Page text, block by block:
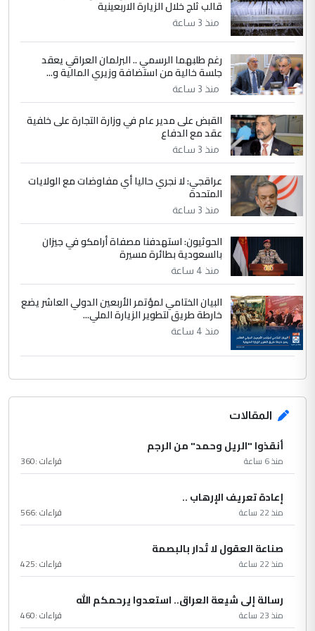
عبد الأمير جاسم هليل
التعليق : نحن اباء الطلاب الأوائل على العراق
نتشرف بلقاء السيد احمد الصافي في العتبات
الحسنية لزرع ...
الموضوع :
مكتب السيد احمد الصافي : لا يوجود
لدينا اي حساب على الفيس بوك وتويتر
قالب ثلج خلال الزيارة الاربعينية
منذ 3 ساعة
رغم طلبهما الرسمي .. البرلمان العراقي يعقد
جلسة خالية من استضافة وزيري المالية و...
منذ 3 ساعة
القبض على مدير عام في وزارة التجارة على خلفية
عقد مع الدفاع
منذ 3 ساعة
عراقجي: لا نجري حاليا أي مفاوضات مع الولايات
المتحدة
منذ 3 ساعة
الحوثيون: استهدفنا مصفاة أرامكو في جيزان
بالسعودية بطائرة مسيرة
منذ 4 ساعة
البيان الختامي لمؤتمر الأربعين الدولي العاشر يضع
خارطة طريق لتطوير الزيارة الملي...
منذ 4 ساعة
المقالات
أنقذوا "الريل وحمد" من الرجم
منذ 6 ساعة قراءات :360
إعادة تعريف الإرهاب ..
منذ 22 ساعة قراءات :566
صناعة العقول لا تُدار بالبصمة
منذ 22 ساعة قراءات :425
رسالة إلى شيعة العراق.. استعدوا يرحمكم الله
منذ 23 ساعة قراءات :460